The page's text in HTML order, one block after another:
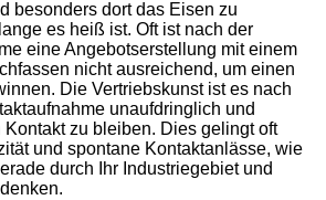
besonders dort das Eisen zu
es heiß ist. Oft ist nach der
eine Angebotserstellung mit einem
nicht ausreichend, um einen
Die Vertriebskunst ist es nach
unaufdringlich und
zu bleiben. Dies gelingt oft
und spontane Kontaktanlässe, wie
durch Ihr Industriegebiet und